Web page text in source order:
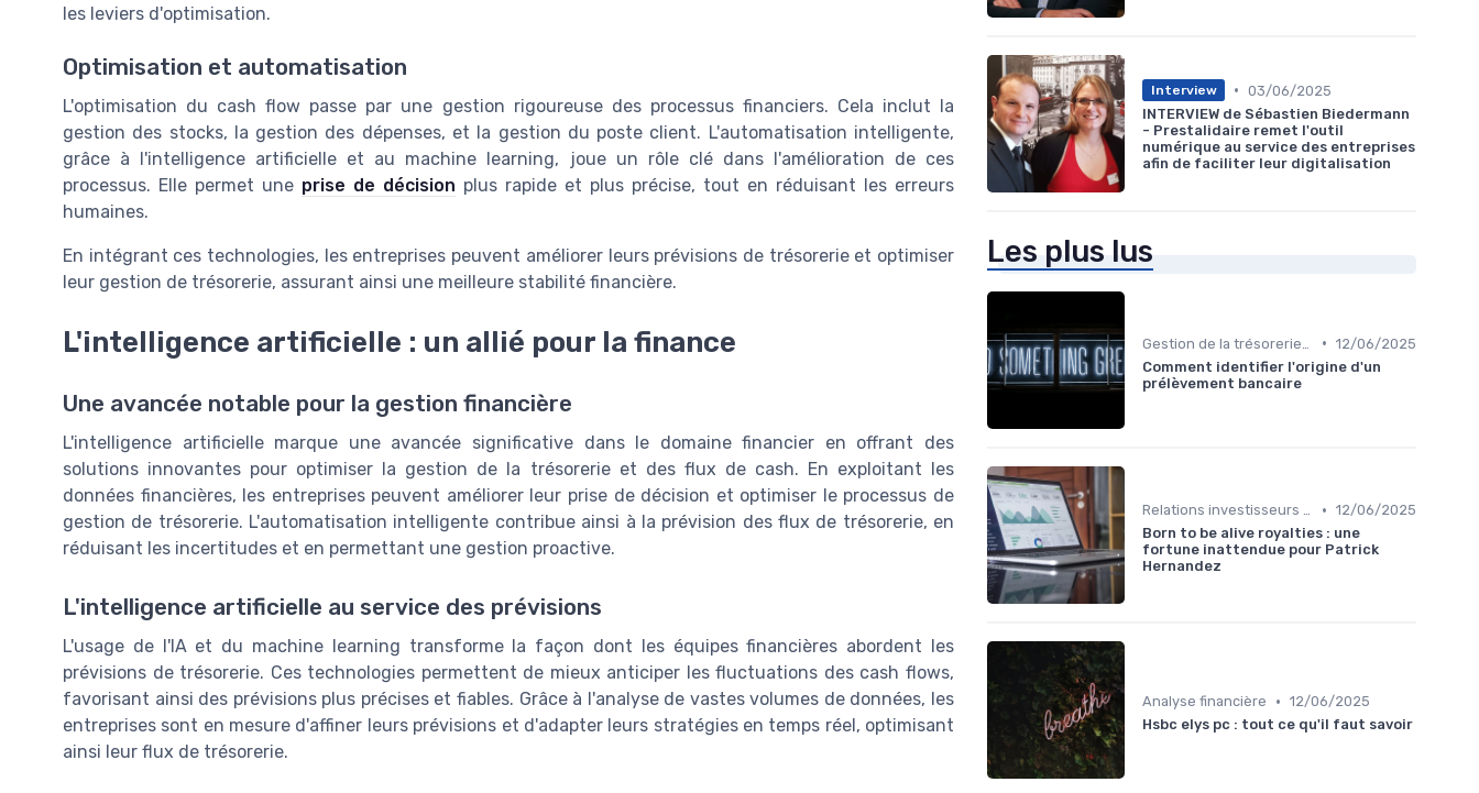
les leviers d'optimisation.
Optimisation et automatisation
L'optimisation du cash flow passe par une gestion rigoureuse des processus financiers. Cela inclut la
gestion des stocks, la gestion des dépenses, et la gestion du poste client. L'automatisation intelligente,
grâce à l'intelligence artificielle et au machine learning, joue un rôle clé dans l'amélioration de ces
processus. Elle permet une prise de décision plus rapide et plus précise, tout en réduisant les erreurs
humaines.
En intégrant ces technologies, les entreprises peuvent améliorer leurs prévisions de trésorerie et optimiser
leur gestion de trésorerie, assurant ainsi une meilleure stabilité financière.
L'intelligence artificielle : un allié pour la finance
Une avancée notable pour la gestion financière
L'intelligence artificielle marque une avancée significative dans le domaine financier en offrant des
solutions innovantes pour optimiser la gestion de la trésorerie et des flux de cash. En exploitant les
données financières, les entreprises peuvent améliorer leur prise de décision et optimiser le processus de
gestion de trésorerie. L'automatisation intelligente contribue ainsi à la prévision des flux de trésorerie, en
réduisant les incertitudes et en permettant une gestion proactive.
L'intelligence artificielle au service des prévisions
L'usage de l'IA et du machine learning transforme la façon dont les équipes financières abordent les
prévisions de trésorerie. Ces technologies permettent de mieux anticiper les fluctuations des cash flows,
favorisant ainsi des prévisions plus précises et fiables. Grâce à l'analyse de vastes volumes de données, les
entreprises sont en mesure d'affiner leurs prévisions et d'adapter leurs stratégies en temps réel, optimisant
ainsi leur flux de trésorerie.
Interview • 03/06/2025
INTERVIEW de Sébastien Biedermann
- Prestalidaire remet l'outil
numérique au service des entreprises
afin de faciliter leur digitalisation
Les plus lus
• 12/06/2025
Comment identifier l'origine d'un
prélèvement bancaire
Relations investisseurs & actionnaires • 12/06/2025
Born to be alive royalties : une
fortune inattendue pour Patrick
Hernandez
Analyse financière • 12/06/2025
Hsbc elys pc : tout ce qu'il faut savoir